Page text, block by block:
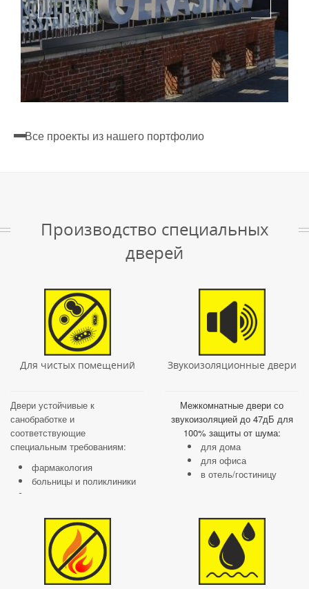
Все проекты из нашего портфолио
Производство специальных
дверей
Для чистых помещений
Двери устойчивые к
санобработке и
соответствующие
специальным требованиям:
фармакология
больницы и поликлиники
Звукоизоляционные двери
Межкомнатные двери со
звукоизоляцией до 47дБ для
100% защиты от шума:
для дома
для офиса
в отель/гостиницу